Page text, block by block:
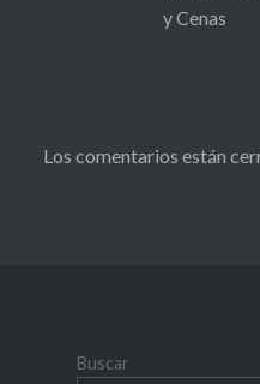
y Cenas
Los comentarios están
Buscar